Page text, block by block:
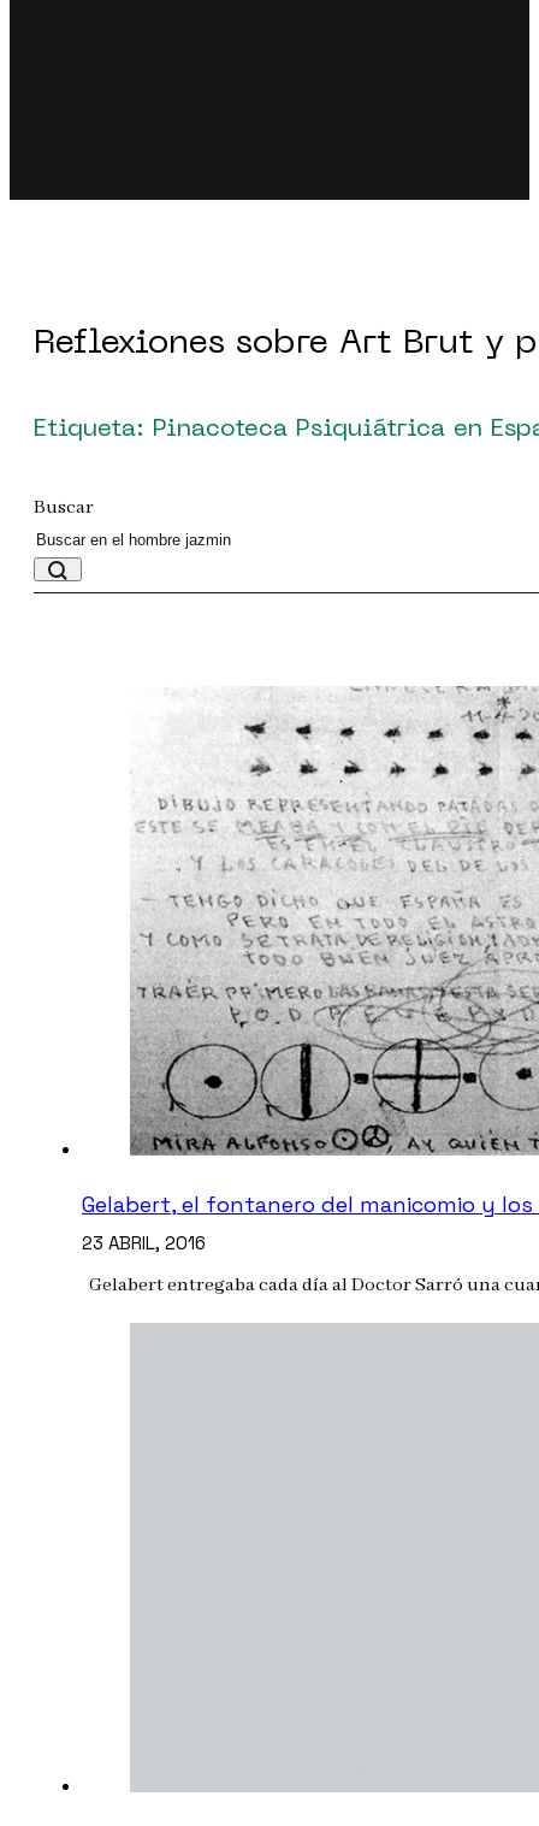
Reflexiones sobre Art Brut y
Etiqueta: Pinacoteca Psiquiátrica en
Buscar
Gelabert, el fontanero del manicomio y
23 ABRIL, 2016
Gelabert entregaba cada día al Doctor Sarró una